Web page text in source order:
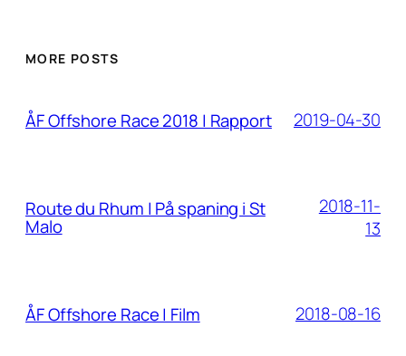
MORE POSTS
ÅF Offshore Race 2018 | Rapport 2019-04-30
Route du Rhum | På spaning i St
Malo
2018-11-
13
ÅF Offshore Race | Film 2018-08-16